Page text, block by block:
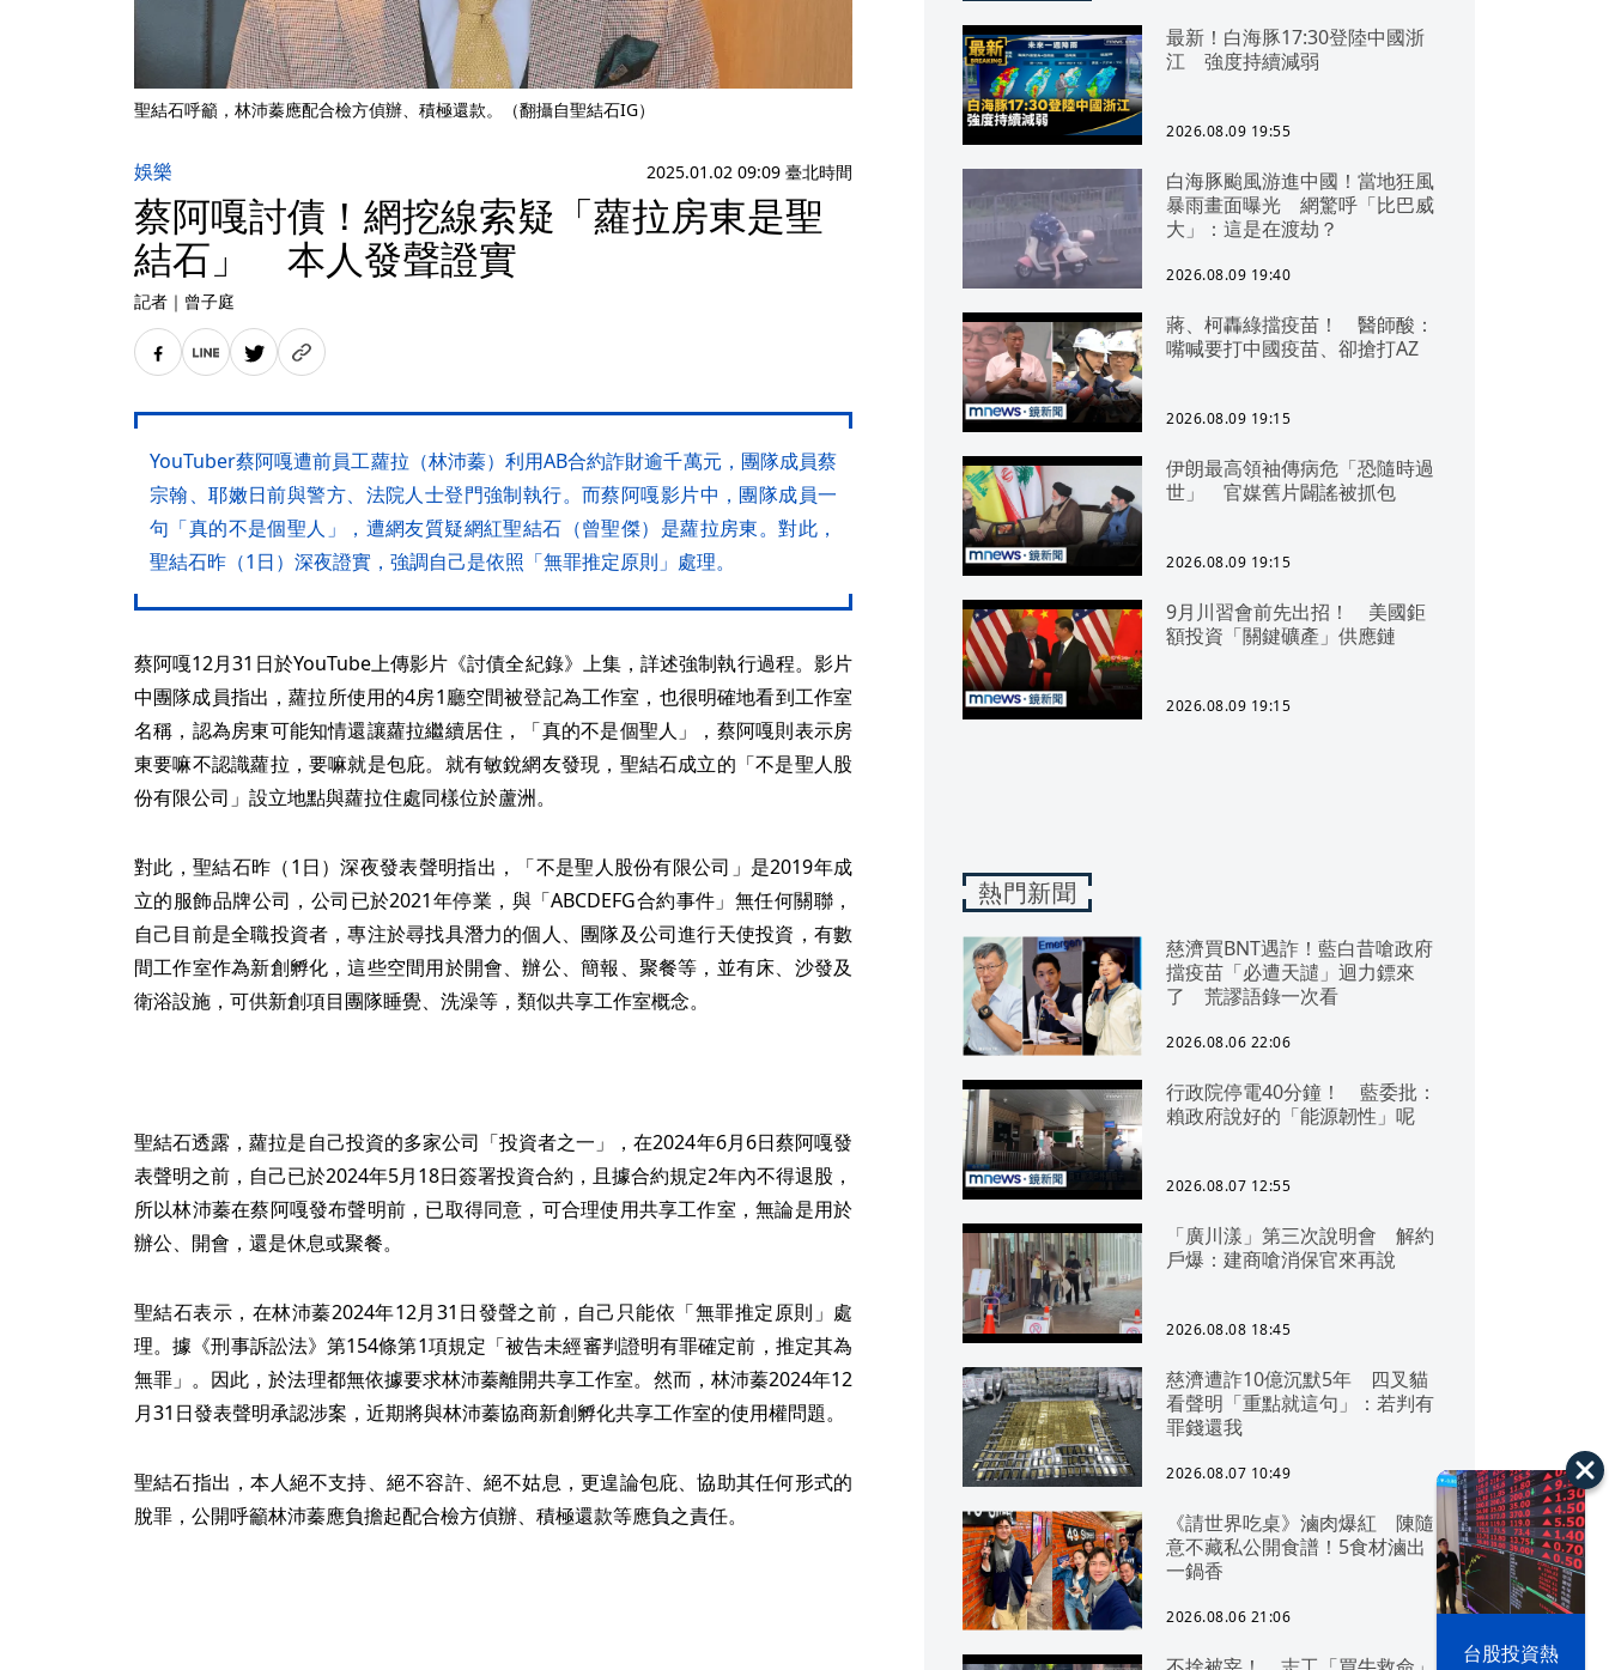
漢光42演習 台股投資熱
聖結石呼籲，林沛蓁應配合檢方偵辦、積極還款。（翻攝自聖結石IG）
娛樂 2025.01.02 09:09 臺北時間
蔡阿嘎討債！網挖線索疑「蘿拉房東是聖
結石」 本人發聲證實
記者 ｜ 曾子庭
YouTuber蔡阿嘎遭前員工蘿拉（林沛蓁）利用AB合約詐財逾千萬元，團隊成員蔡
宗翰、耶嫩日前與警方、法院人士登門強制執行。而蔡阿嘎影片中，團隊成員一
句「真的不是個聖人」，遭網友質疑網紅聖結石（曾聖傑）是蘿拉房東。對此，
聖結石昨（1日）深夜證實，強調自己是依照「無罪推定原則」處理。
蔡阿嘎12月31日於YouTube上傳影片《討債全紀錄》上集，詳述強制執行過程。影片
中團隊成員指出，蘿拉所使用的4房1廳空間被登記為工作室，也很明確地看到工作室
名稱，認為房東可能知情還讓蘿拉繼續居住，「真的不是個聖人」，蔡阿嘎則表示房
東要嘛不認識蘿拉，要嘛就是包庇。就有敏銳網友發現，聖結石成立的「不是聖人股
份有限公司」設立地點與蘿拉住處同樣位於蘆洲。
對此，聖結石昨（1日）深夜發表聲明指出，「不是聖人股份有限公司」是2019年成
立的服飾品牌公司，公司已於2021年停業，與「ABCDEFG合約事件」無任何關聯，
自己目前是全職投資者，專注於尋找具潛力的個人、團隊及公司進行天使投資，有數
間工作室作為新創孵化，這些空間用於開會、辦公、簡報、聚餐等，並有床、沙發及
衛浴設施，可供新創項目團隊睡覺、洗澡等，類似共享工作室概念。
聖結石透露，蘿拉是自己投資的多家公司「投資者之一」，在2024年6月6日蔡阿嘎發
表聲明之前，自己已於2024年5月18日簽署投資合約，且據合約規定2年內不得退股，
所以林沛蓁在蔡阿嘎發布聲明前，已取得同意，可合理使用共享工作室，無論是用於
辦公、開會，還是休息或聚餐。
聖結石表示，在林沛蓁2024年12月31日發聲之前，自己只能依「無罪推定原則」處
理。據《刑事訴訟法》第154條第1項規定「被告未經審判證明有罪確定前，推定其為
無罪」。因此，於法理都無依據要求林沛蓁離開共享工作室。然而，林沛蓁2024年12
月31日發表聲明承認涉案，近期將與林沛蓁協商新創孵化共享工作室的使用權問題。
聖結石指出，本人絕不支持、絕不容許、絕不姑息，更遑論包庇、協助其任何形式的
脫罪，公開呼籲林沛蓁應負擔起配合檢方偵辦、積極還款等應負之責任。
最新！白海豚17:30登陸中國浙
江 強度持續減弱
2026.08.09 19:55
白海豚颱風游進中國！當地狂風
暴雨畫面曝光 網驚呼「比巴威
大」：這是在渡劫？
2026.08.09 19:40
蔣、柯轟綠擋疫苗！ 醫師酸：
嘴喊要打中國疫苗、卻搶打AZ
2026.08.09 19:15
伊朗最高領袖傳病危「恐隨時過
世」 官媒舊片闢謠被抓包
2026.08.09 19:15
9月川習會前先出招！ 美國鉅
額投資「關鍵礦產」供應鏈
2026.08.09 19:15
熱門新聞
慈濟買BNT遇詐！藍白昔嗆政府
擋疫苗「必遭天譴」迴力鏢來
了 荒謬語錄一次看
2026.08.06 22:06
行政院停電40分鐘！ 藍委批：
賴政府說好的「能源韌性」呢
2026.08.07 12:55
「廣川漾」第三次說明會 解約
戶爆：建商嗆消保官來再說
2026.08.08 18:45
慈濟遭詐10億沉默5年 四叉貓
看聲明「重點就這句」：若判有
罪錢還我
2026.08.07 10:49
《請世界吃桌》滷肉爆紅 陳隨
意不藏私公開食譜！5食材滷出
一鍋香
2026.08.06 21:06